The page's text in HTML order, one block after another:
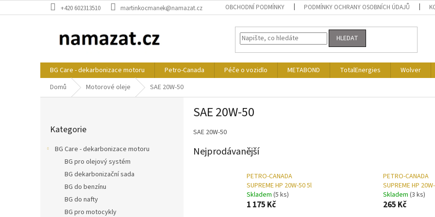
na
+420 602313510 martinkocmanek@namazat.cz OBCHODNÍ PODMÍNKY PODMÍNKY OCHRANY OSOBNÍCH ÚDAJŮ
HLEDAT
BG Care - dekarbonizace motoru Petro-Canada Péče o vozidlo METABOND TotalEnergies Wolver
Domů
Motorové oleje SAE 20W-50
kategorie
Kategorie
BG Care - dekarbonizace motoru
BG pro olejový systém
BG dekarbonizační sada
BG do benzínu
BG do nafty
BG pro motocykly
SAE 20W-50
SAE 20W-50
Nejprodávanější
PETRO-CANADA
SUPREME HP 20W-50 5l
Skladem (5 ks)
1 175 Kč
PETRO-CANADA
SUPREME HP
Skladem (3 ks)
265 Kč